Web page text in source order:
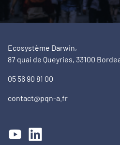
Ecosystème Darwin,
87 quai de Queyries, 33100
05 56 90 81 00
contact@pqn-a.fr